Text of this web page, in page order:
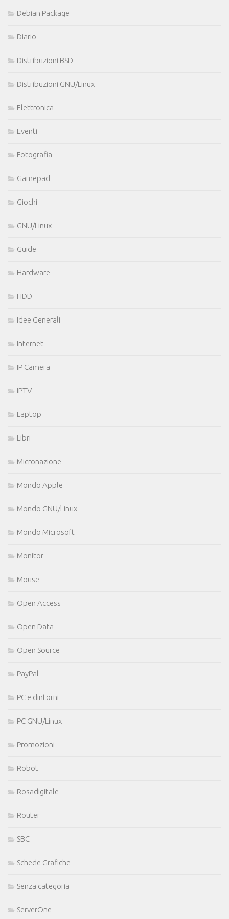
Debian Package
Diario
Distribuzioni BSD
Distribuzioni GNU/Linux
Elettronica
Eventi
Fotografia
Gamepad
Giochi
GNU/Linux
Guide
Hardware
HDD
Idee Generali
Internet
IP Camera
IPTV
Laptop
Libri
Micronazione
Mondo Apple
Mondo GNU/Linux
Mondo Microsoft
Monitor
Mouse
Open Access
Open Data
Open Source
PayPal
PC e dintorni
PC GNU/Linux
Promozioni
Robot
Rosadigitale
Router
SBC
Schede Grafiche
Senza categoria
ServerOne